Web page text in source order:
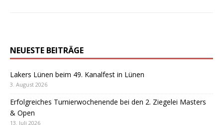
NEUESTE BEITRÄGE
Lakers Lünen beim 49. Kanalfest in Lünen
3. August 2026
Erfolgreiches Turnierwochenende bei den 2. Ziegelei Masters
& Open
13. Juli 2026